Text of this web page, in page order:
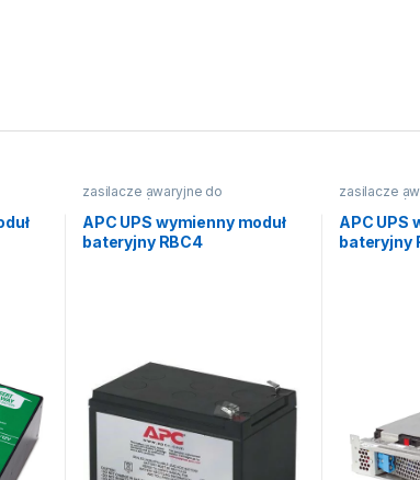
zasilacze awaryjne do
komputerów
APC UPS wymienny moduł
bateryjny RBC4
zasilacze
komputerów
APC UPS
bateryjny